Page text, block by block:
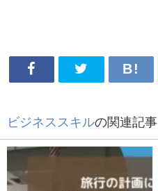
ビジネススキルの関連記事